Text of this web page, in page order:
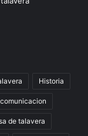
Historia
de talavera